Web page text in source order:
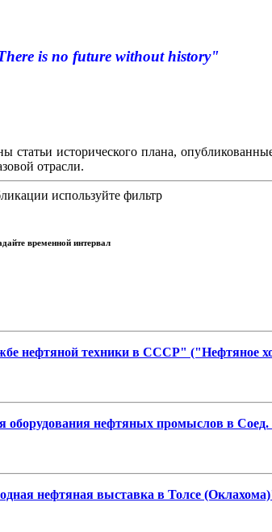
is no future without history"
статьи исторического плана,
отрасли.
используйте фильтр
временной интервал
нефтяной техники в СССР" ("Нефтяное
нефтяных промыслов в
нефтяная выставка в Толсе